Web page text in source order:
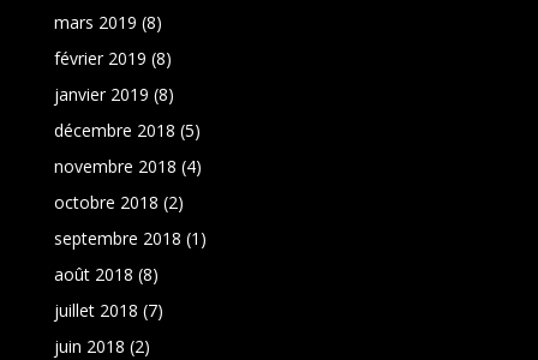
mars 2019 (8)
février 2019 (8)
janvier 2019 (8)
décembre 2018 (5)
novembre 2018 (4)
octobre 2018 (2)
septembre 2018 (1)
août 2018 (8)
juillet 2018 (7)
juin 2018 (2)